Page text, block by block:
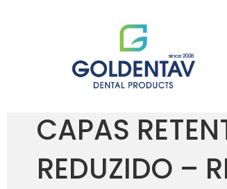
CAPAS
REDUZIDO –